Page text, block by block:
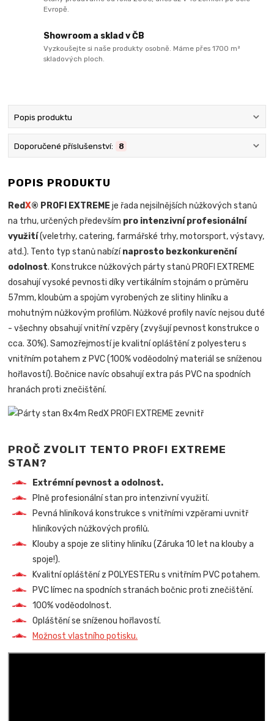
Evropě.
Showroom a sklad v ČB
Vyzkoušejte si naše produkty osobně. Máme přes 1700 m²
skladových ploch.
Popis produktu
Doporučené příslušenství: 8
POPIS PRODUKTU
RedX® PROFI EXTREME je řada nejsilnějších nůžkových stanů
na trhu, určených především pro intenzivní profesionální
využití(veletrhy, catering, farmářské trhy, motorsport, výstavy,
atd.). Tento typ stanů nabízínaprosto bezkonkurenční
odolnost. Konstrukce nůžkových párty stanů PROFI EXTREME
dosahují vysoké pevnosti díky vertikálním stojnám o průměru
57mm, kloubům a spojům vyrobených ze slitiny hliníku a
mohutným nůžkovým profilům. Nůžkové profily navíc nejsou duté
- všechny obsahují vnitřní vzpěry (zvyšují pevnost konstrukce o
cca. 30%). Samozřejmostí je kvalitní opláštění z polyesteru s
vnitřním potahem z PVC (100% voděodolný materiál se sníženou
hořlavostí). Bočnice navíc obsahují extra pás PVC na spodních
hranách proti znečištění.
PROČ ZVOLIT TENTO PROFI EXTREME
STAN?
Extrémní pevnost a odolnost.
Plně profesionální stan pro intenzivní využití.
Pevná hliníková konstrukce s vnitřními vzpěrami uvnitř
hliníkových nůžkových profilů.
Klouby a spoje ze slitiny hliníku (Záruka 10 let na klouby a
spoje!).
Kvalitní opláštění z POLYESTERu s vnitřním PVC potahem.
PVC límec na spodních stranách bočnic proti znečištění.
100% voděodolnost.
Opláštění se sníženou hořlavostí.
Možnost vlastního potisku.